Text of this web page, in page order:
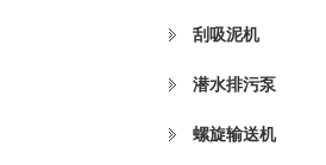
刮吸泥机
潜水排污泵
螺旋输送机